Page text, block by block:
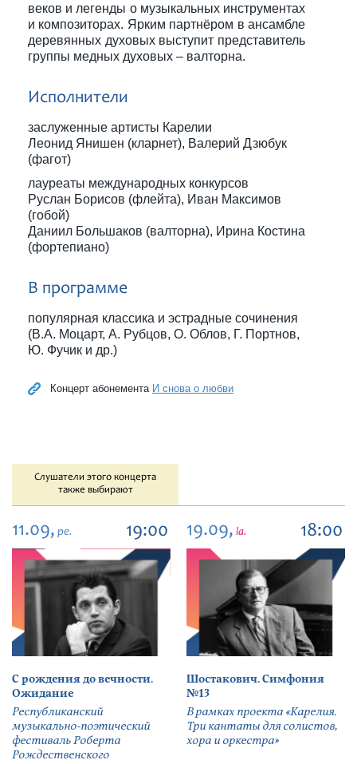
веков и легенды о музыкальных инструментах
и композиторах. Ярким партнёром в ансамбле
деревянных духовых выступит представитель
группы медных духовых – валторна.
Исполнители
заслуженные артисты Карелии
Леонид Янишен (кларнет), Валерий Дзюбук
(фагот)
лауреаты международных конкурсов
Руслан Борисов (флейта), Иван Максимов
(гобой)
Даниил Большаков (валторна), Ирина Костина
(фортепиано)
В программе
популярная классика и эстрадные сочинения
(В.А. Моцарт, А. Рубцов, О. Облов, Г. Портнов,
Ю. Фучик и др.)
Концерт абонемента И снова о любви
Слушатели этого концерта
также выбирают
11.09, pe. 19:00
С рождения до вечности.
Ожидание
Республиканский
музыкально-поэтический
фестиваль Роберта
Рождественского
19.09, la. 18:00
Шостакович. Симфония
№13
В рамках проекта «Карелия.
Три кантаты для солистов,
хора и оркестра»